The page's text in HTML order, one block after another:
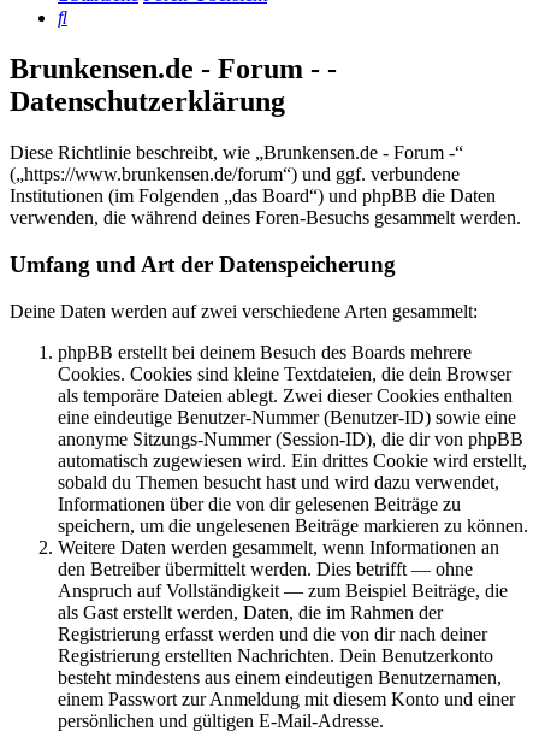
Suche
Brunkensen.de - Forum - -
Datenschutzerklärung
Diese Richtlinie beschreibt, wie „Brunkensen.de - Forum -“
(„https://www.brunkensen.de/forum“) und ggf. verbundene
Institutionen (im Folgenden „das Board“) und phpBB die Daten
verwenden, die während deines Foren-Besuchs gesammelt werden.
Umfang und Art der Datenspeicherung
Deine Daten werden auf zwei verschiedene Arten gesammelt:
phpBB erstellt bei deinem Besuch des Boards mehrere
Cookies. Cookies sind kleine Textdateien, die dein Browser
als temporäre Dateien ablegt. Zwei dieser Cookies enthalten
eine eindeutige Benutzer-Nummer (Benutzer-ID) sowie eine
anonyme Sitzungs-Nummer (Session-ID), die dir von phpBB
automatisch zugewiesen wird. Ein drittes Cookie wird erstellt,
sobald du Themen besucht hast und wird dazu verwendet,
Informationen über die von dir gelesenen Beiträge zu
speichern, um die ungelesenen Beiträge markieren zu können.
Weitere Daten werden gesammelt, wenn Informationen an
den Betreiber übermittelt werden. Dies betrifft — ohne
Anspruch auf Vollständigkeit — zum Beispiel Beiträge, die
als Gast erstellt werden, Daten, die im Rahmen der
Registrierung erfasst werden und die von dir nach deiner
Registrierung erstellten Nachrichten. Dein Benutzerkonto
besteht mindestens aus einem eindeutigen Benutzernamen,
einem Passwort zur Anmeldung mit diesem Konto und einer
persönlichen und gültigen E-Mail-Adresse.